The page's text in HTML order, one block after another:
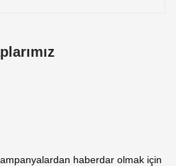
haberdar olmak için